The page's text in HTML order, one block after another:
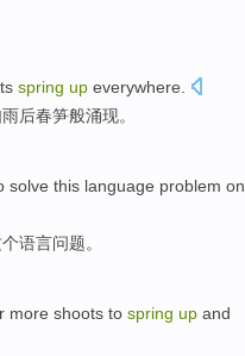
spring up everywhere.
后春笋般涌现。
solve this language problem on
语言问题。
more shoots to spring up and